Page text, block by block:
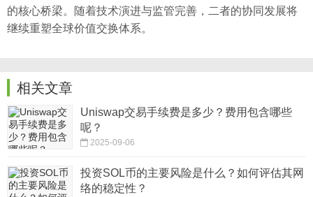
的核心桥梁。随着技术演进与监管完善，二者的协同发展将
继续重塑全球价值交换体系。
相关文章
Uniswap交易手续费是多少？费用包含哪些
呢？
2025-09-06
投资SOL币的主要风险是什么？如何评估其网
络的稳定性？